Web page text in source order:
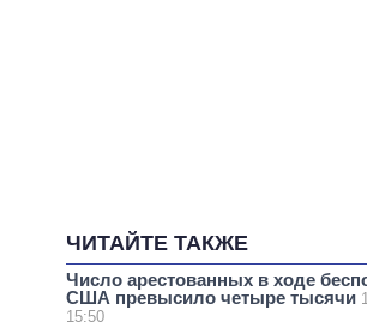
ЧИТАЙТЕ ТАКЖЕ
Число арестованных в ходе
США превысило четыре тысячи
15:50